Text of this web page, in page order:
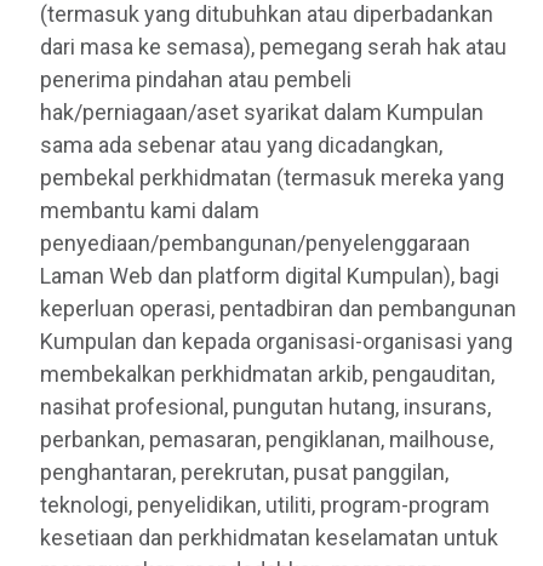
(termasuk yang ditubuhkan atau diperbadankan
dari masa ke semasa), pemegang serah hak atau
penerima pindahan atau pembeli
hak/perniagaan/aset syarikat dalam Kumpulan
sama ada sebenar atau yang dicadangkan,
pembekal perkhidmatan (termasuk mereka yang
membantu kami dalam
penyediaan/pembangunan/penyelenggaraan
Laman Web dan platform digital Kumpulan), bagi
keperluan operasi, pentadbiran dan pembangunan
Kumpulan dan kepada organisasi-organisasi yang
membekalkan perkhidmatan arkib, pengauditan,
nasihat profesional, pungutan hutang, insurans,
perbankan, pemasaran, pengiklanan, mailhouse,
penghantaran, perekrutan, pusat panggilan,
teknologi, penyelidikan, utiliti, program-program
kesetiaan dan perkhidmatan keselamatan untuk